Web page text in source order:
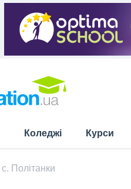
Коледжі Курси
с. Політанки